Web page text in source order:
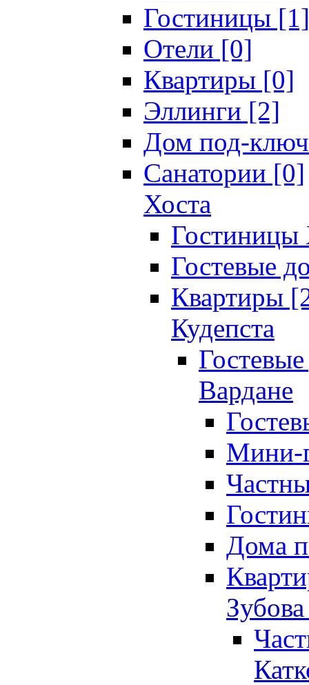
Гостиницы [1]
Отели [0]
Квартиры [0]
Эллинги [2]
Дом под-
Санатории [0]
Хоста
Гостевые
Квартиры
Кудепста
Вардане
Мини-
Дома